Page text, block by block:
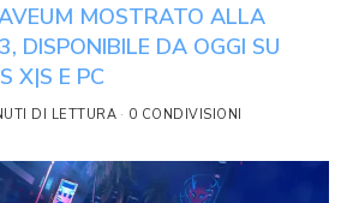
MOSTRATO ALLA
DISPONIBILE DA OGGI SU
X|S E PC
DI LETTURA 0 CONDIVISIONI